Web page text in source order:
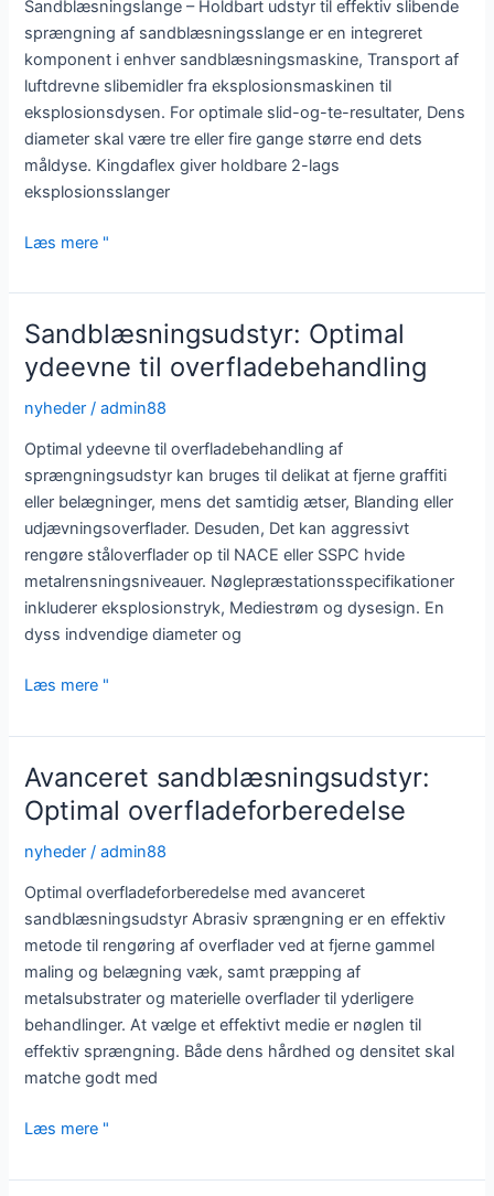
Sandblæsningslange – Holdbart udstyr til effektiv slibende
sprængning af sandblæsningsslange er en integreret
komponent i enhver sandblæsningsmaskine, Transport af
luftdrevne slibemidler fra eksplosionsmaskinen til
eksplosionsdysen. For optimale slid-og-te-resultater, Dens
diameter skal være tre eller fire gange større end dets
måldyse. Kingdaflex giver holdbare 2-lags
eksplosionsslanger
Sandblæsningslange:
udstyr
til
effektiv
slibende
sprængning
Læs mere "
Sandblæsningsudstyr: Optimal
ydeevne til overfladebehandling
nyheder /admin88
Optimal ydeevne til overfladebehandling af
sprængningsudstyr kan bruges til delikat at fjerne graffiti
eller belægninger, mens det samtidig ætser, Blanding eller
udjævningsoverflader. Desuden, Det kan aggressivt
rengøre ståloverflader op til NACE eller SSPC hvide
metalrensningsniveauer. Nøglepræstationsspecifikationer
inkluderer eksplosionstryk, Mediestrøm og dysesign. En
dyss indvendige diameter og
Sandblæsningsudstyr:
ydeevne
til
overfladebehandling
Læs mere "
Avanceret sandblæsningsudstyr:
Optimal overfladeforberedelse
nyheder /admin88
Optimal overfladeforberedelse med avanceret
sandblæsningsudstyr Abrasiv sprængning er en effektiv
metode til rengøring af overflader ved at fjerne gammel
maling og belægning væk, samt præpping af
metalsubstrater og materielle overflader til yderligere
behandlinger. At vælge et effektivt medie er nøglen til
effektiv sprængning. Både dens hårdhed og densitet skal
matche godt med
Avanceret
Optimal
Læs mere "